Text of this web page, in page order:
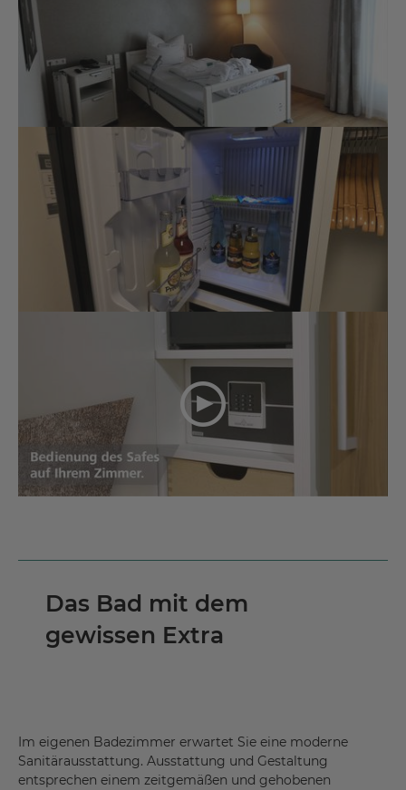
Das Bad mit dem
gewissen Extra
Im eigenen Badezimmer erwartet Sie eine moderne
Sanitärausstattung. Ausstattung und Gestaltung
entsprechen einem zeitgemäßen und gehobenen